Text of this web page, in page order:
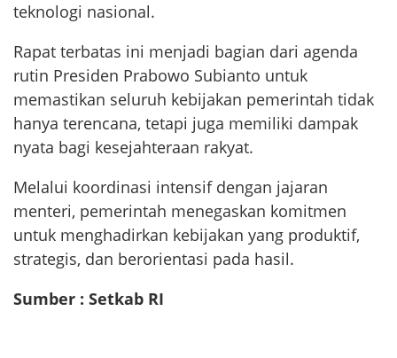
teknologi nasional.
Rapat terbatas ini menjadi bagian dari agenda
rutin Presiden Prabowo Subianto untuk
memastikan seluruh kebijakan pemerintah tidak
hanya terencana, tetapi juga memiliki dampak
nyata bagi kesejahteraan rakyat.
Melalui koordinasi intensif dengan jajaran
menteri, pemerintah menegaskan komitmen
untuk menghadirkan kebijakan yang produktif,
strategis, dan berorientasi pada hasil.
Sumber : Setkab RI